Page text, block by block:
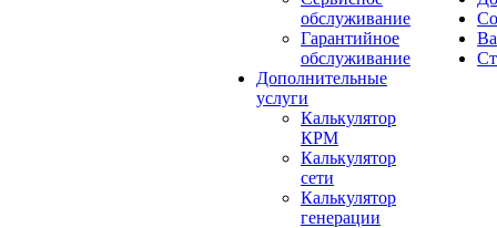
обслуживание
Гарантийное
обслуживание
Дополнительные
услуги
Калькулятор
КРМ
Калькулятор
сети
Калькулятор
генерации